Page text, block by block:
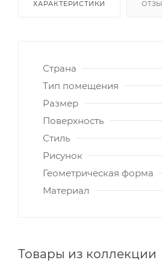
ХАРАКТЕРИСТИКИ
Страна
Тип помещения
Размер
Поверхность
Стиль
Рисунок
Геометрическая форма
Материал
Товары из коллекции